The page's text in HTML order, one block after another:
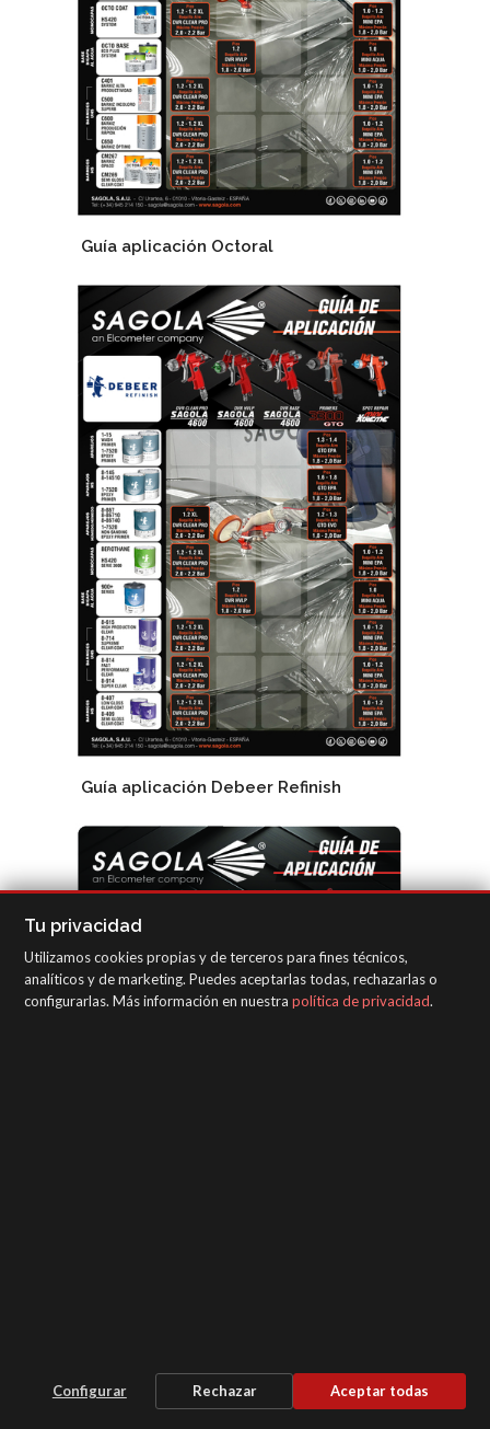
Guía aplicación Octoral
Guía aplicación Debeer Refinish
Tu privacidad
Utilizamos cookies propias y de terceros para fines técnicos,
analíticos y de marketing. Puedes aceptarlas todas, rechazarlas o
configurarlas. Más información en nuestra política de privacidad.
Configurar Rechazar Aceptar todas